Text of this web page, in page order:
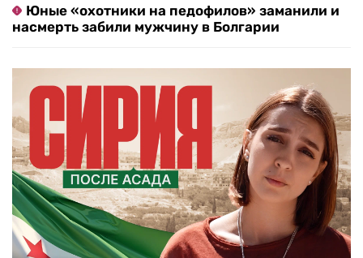
Юные «охотники на педофилов» заманили и
насмерть забили мужчину в Болгарии